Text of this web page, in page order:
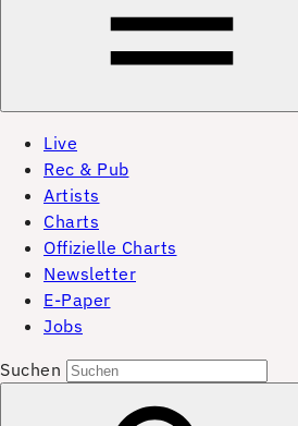
Live
Rec & Pub
Artists
Charts
Offizielle Charts
Newsletter
E-Paper
Jobs
Suchen